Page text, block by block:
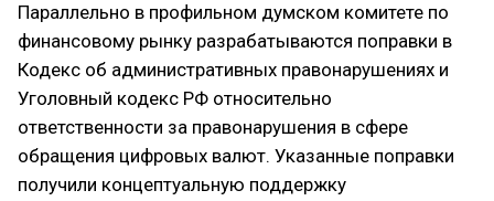
Параллельно в профильном думском комитете по
финансовому рынку разрабатываются поправки в
Кодекс об административных правонарушениях и
Уголовный кодекс РФ относительно
ответственности за правонарушения в сфере
обращения цифровых валют. Указанные поправки
получили концептуальную поддержку